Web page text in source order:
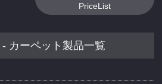
PriceList
カーペット製品一覧